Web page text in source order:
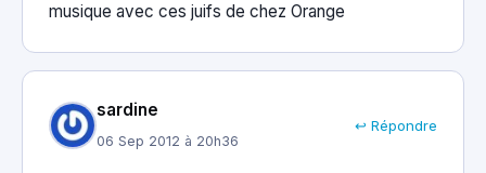
musique avec ces juifs de chez Orange
sardine
06 Sep 2012 à 20h36
↩ Répondre